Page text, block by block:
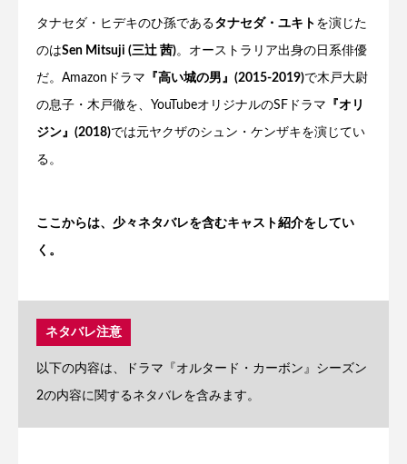
タナセダ・ヒデキのひ孫であるタナセダ・ユキト を演じた
のはSen Mitsuji (三辻 茜)。オーストラリア出身の日系俳優
だ。Amazonドラマ 『高い城の男』(2015-2019)で木戸大尉
の息子・木戸徹を、YouTubeオリジナルのSFドラマ 『オリ
ジン』(2018)では元ヤクザのシュン・ケンザキを演じてい
る。
ここからは、少々ネタバレを含むキャスト紹介をしてい
く。
ネタバレ注意
以下の内容は、ドラマ『オルタード・カーボン』シーズン
2の内容に関するネタバレを含みます。